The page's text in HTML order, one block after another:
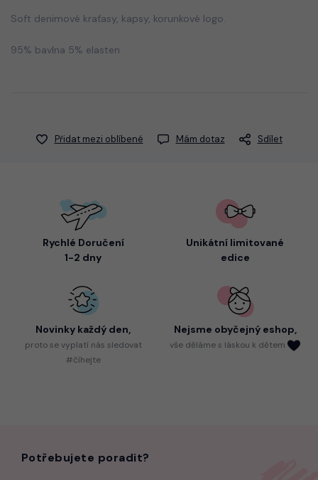
Soft denimové kraťasy, kapsy, korunkové logo.
95% bavlna 5% elasten
Přidat mezi oblíbené Mám dotaz Sdílet
Rychlé Doručení
1-2 dny
Unikátní limitované
edice
Novinky každý den,
protose vyplatí nás sledovat
#číhejte
Nejsme obyčejný eshop,
vše děláme s láskou k dětem
Potřebujete poradit?